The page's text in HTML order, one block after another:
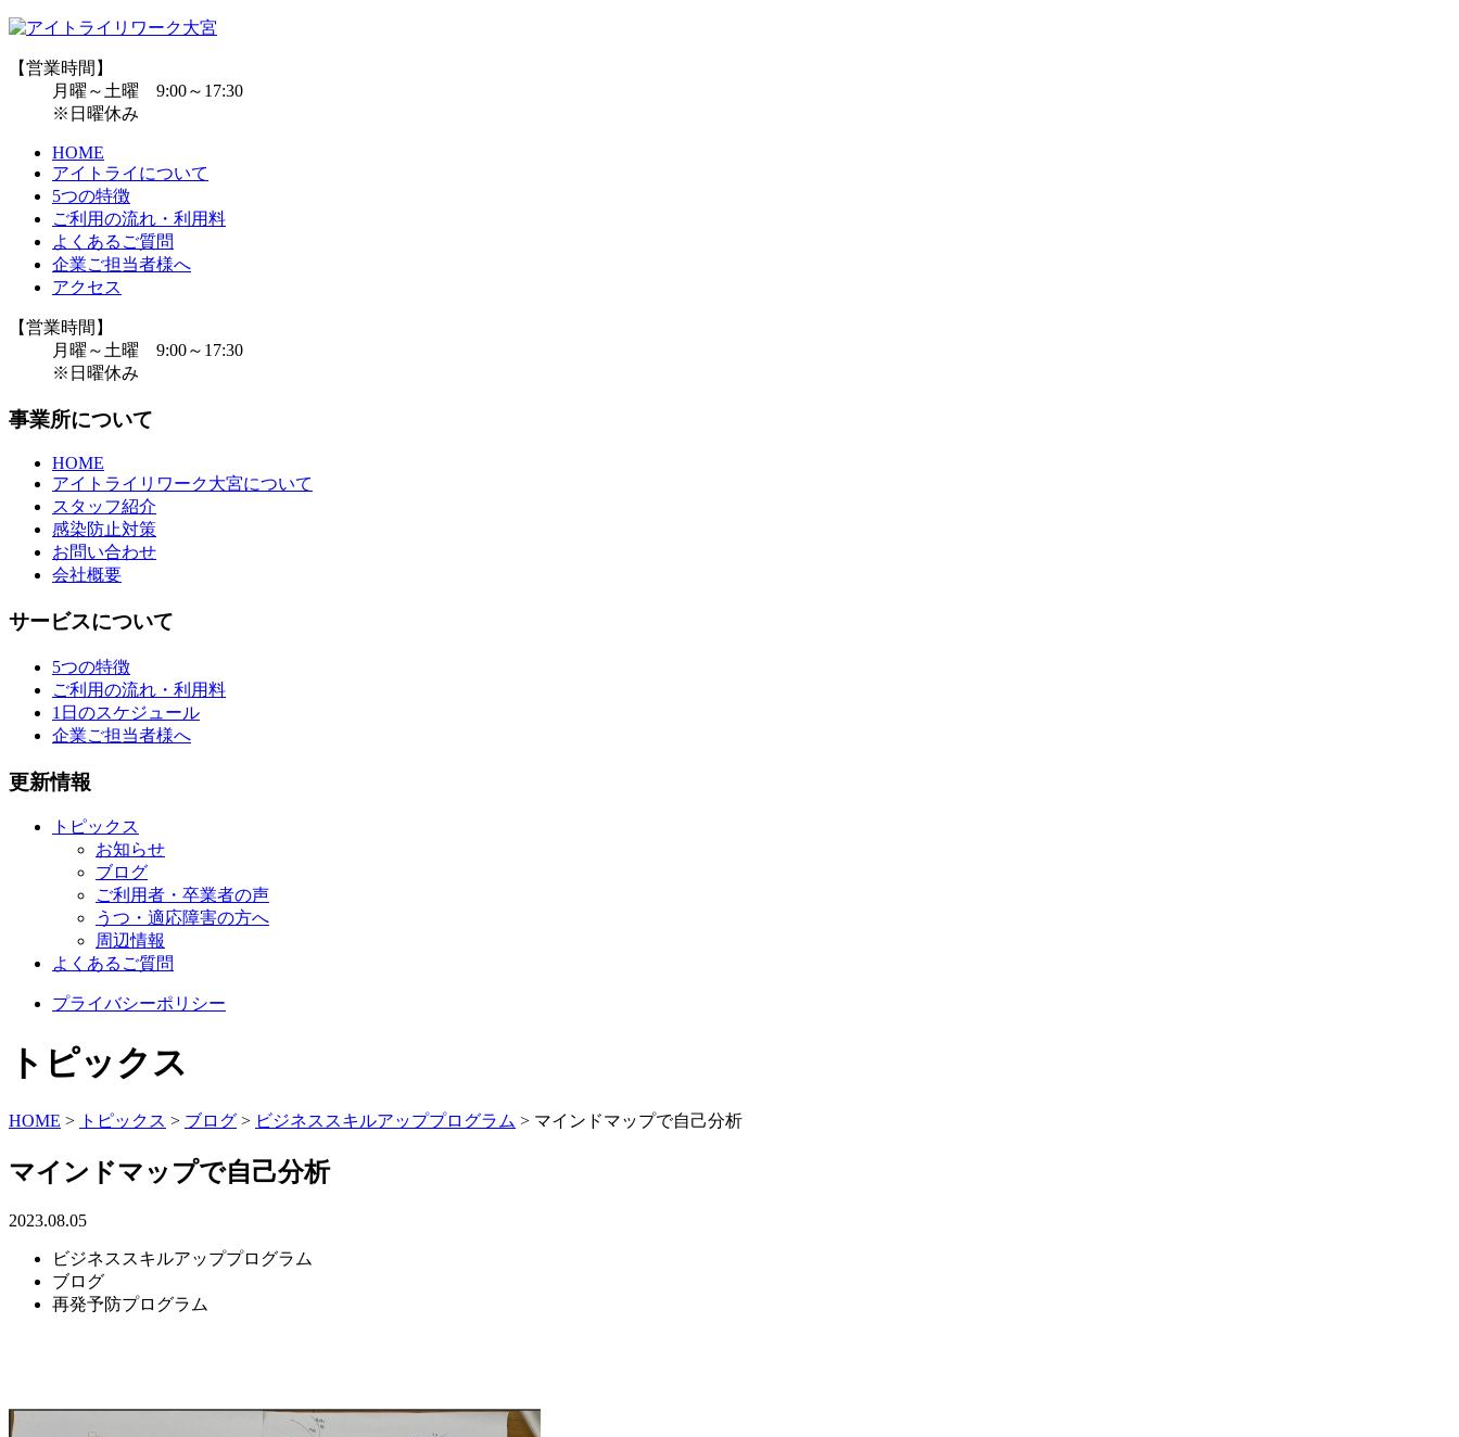
【営業時間】
月曜～土曜 9:00～17:30
※日曜休み
HOME
アイトライについて
5つの特徴
ご利用の流れ・利用料
よくあるご質問
企業ご担当者様へ
アクセス
【営業時間】
月曜～土曜 9:00～17:30
※日曜休み
事業所について
HOME
アイトライリワーク大宮について
スタッフ紹介
感染防止対策
お問い合わせ
会社概要
サービスについて
5つの特徴
ご利用の流れ・利用料
1日のスケジュール
企業ご担当者様へ
更新情報
トピックス
お知らせ
ブログ
ご利用者・卒業者の声
うつ・適応障害の方へ
周辺情報
よくあるご質問
プライバシーポリシー
トピックス
HOME > トピックス > ブログ > ビジネススキルアッププログラム > マインドマップで自己分析
マインドマップで自己分析
2023.08.05
ビジネススキルアッププログラム
ブログ
再発予防プログラム